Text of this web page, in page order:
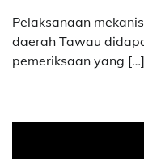
Pelaksanaan
daerah Tawau
pemeriksaan yang […]